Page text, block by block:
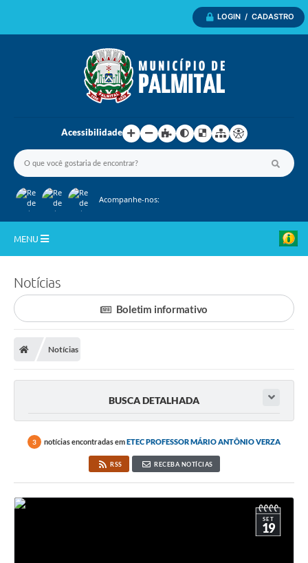
LOGIN / CADASTRO
Acessibilidade
Acompanhe-nos:
MENU
A Nossa Cidade
A Prefeitura
Departamentos
Câmara Municipal
Notícias
Boletim informativo
Notícias
BUSCA DETALHADA
3 notícias encontradas emETEC PROFESSOR MÁRIO ANTÔNIO VERZA
RSS RECEBA NOTÍCIAS
SET
19